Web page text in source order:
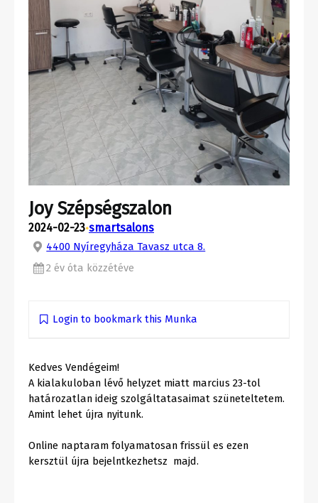
Joy Szépségszalon
2024-02-23•smartsalons
4400 Nyíregyháza Tavasz utca 8.
2 év óta közzétéve
Login to bookmark this Munka
Kedves Vendégeim!
A kialakuloban lévő helyzet miatt marcius 23-tol
határozatlan ideig szolgáltatasaimat szüneteltetem.
Amint lehet újra nyitunk.
Online naptaram folyamatosan frissül es ezen
kersztül újra bejelntkezhetsz majd.